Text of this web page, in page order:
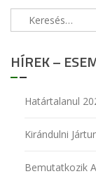
Keresés:
HÍREK –
Határtalanul
Kirándulni
Bemutatkozik